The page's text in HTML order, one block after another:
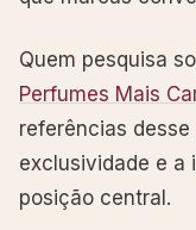
Quem pesquisa
Perfumes Mais
referências
exclusividade e a
posição central.